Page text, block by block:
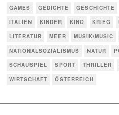
GAMES
GEDICHTE GESCHICHTE
ITALIEN
KINDER KINO KRIEG
LITERATUR
MEER MUSIK/MUSIC
NATIONALSOZIALISMUS
NATUR
SCHAUSPIEL
SPORT THRILLER
WIRTSCHAFT
ÖSTERREICH